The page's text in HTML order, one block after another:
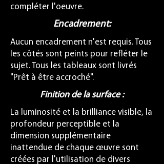
compléter l'oeuvre.
Encadrement:
Aucun encadrement n'est requis. Tous
les côtés sont peints pour refléter le
sujet. Tous les tableaux sont livrés
"Prêt à être accroché".
Finition de la surface :
La luminosité et la brilliance visible, la
profondeur perceptible et la
dimension supplémentaire
inattendue de chaque œuvre sont
créées par l'utilisation de divers